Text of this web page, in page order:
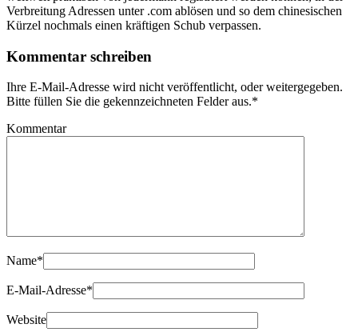
Verbreitung Adressen unter .com ablösen und so dem chinesischen
Kürzel nochmals einen kräftigen Schub verpassen.
Kommentar schreiben
Ihre E-Mail-Adresse wird nicht veröffentlicht, oder weitergegeben.
Bitte füllen Sie die gekennzeichneten Felder aus.*
Kommentar
Name*
E-Mail-Adresse*
Website